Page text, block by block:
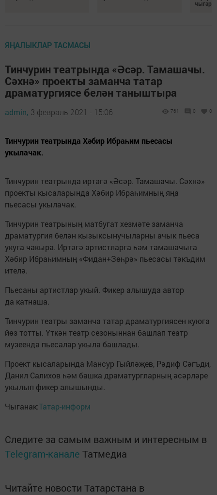
чыгара
ЯҢАЛЫКЛАР ТАСМАСЫ
Тинчурин театрында «Әсәр. Тамашачы.
Сәхнә» проекты заманча татар
драматургиясе белән таныштыра
admin, 3 февраль 2021 - 15:06 761 0 0
Тинчурин театрында Хәбир Ибраһим пьесасы
укылачак.
Тинчурин театрында иртәгә «Әсәр. Тамашачы. Сәхнә»
проекты кысаларында Хәбир Ибраһимның яңа
пьесасы укылачак.
Тинчурин театрының матбугат хезмәте заманча
драматургия белән кызыксынучыларны ачык пьеса
укуга чакыра. Иртәгә артистларга һәм тамашачыга
Хәбир Ибраһимның «Фидан+Зөһрә» пьесасы тәкъдим
ителә.
Пьесаны артистлар укый. Фикер алышуда автор
да катнаша.
Тинчурин театры заманча татар драматургиясен куюга
йөз тотты. Үткән театр сезоныннан башлап театр
музеенда пьесалар укыла башлады.
Проект кысаларында Мансур Гыйләҗев, Рәдиф Сәгъди,
Данил Салихов һәм башка драматургларның әсәрләре
укылып фикер алышынды.
Чыганак:Татар-информ
Следите за самым важным и интересным в
Telegram-канале Татмедиа
Читайте новости Татарстана в